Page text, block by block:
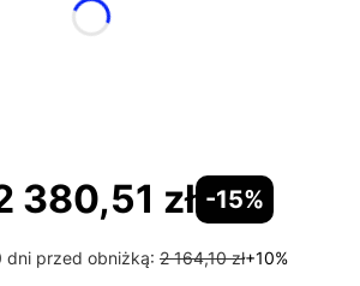
380,51 zł -15%
dni przed obniżką: 2 164,10 zł+10%